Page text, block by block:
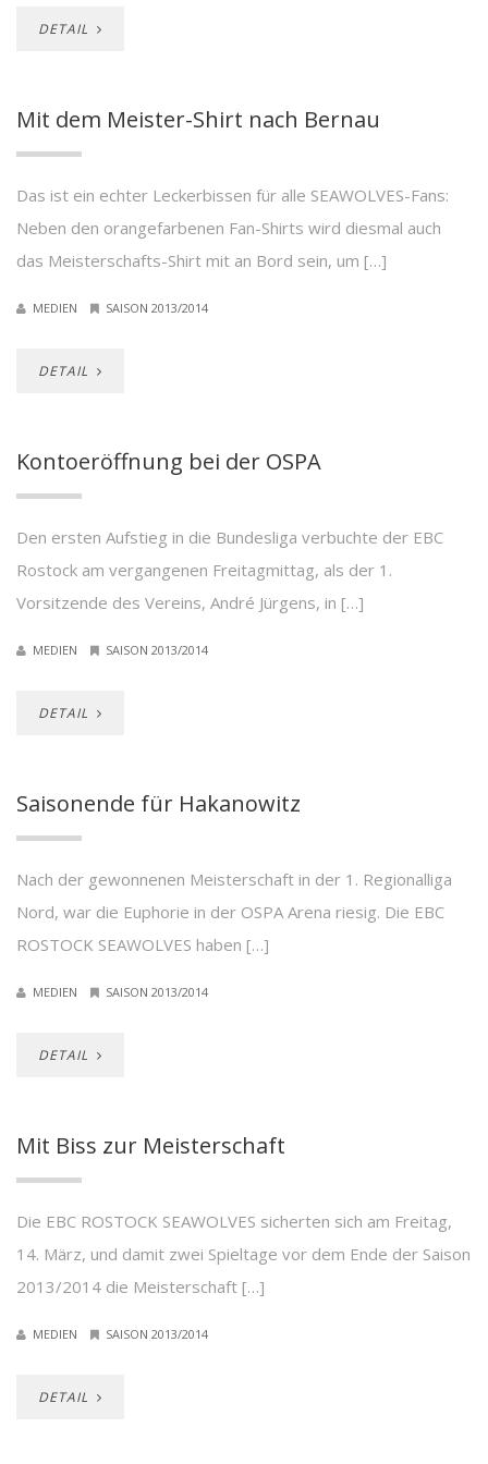
DETAIL
Mit dem Meister-Shirt nach Bernau
Das ist ein echter Leckerbissen für alle SEAWOLVES-Fans:
Neben den orangefarbenen Fan-Shirts wird diesmal auch
das Meisterschafts-Shirt mit an Bord sein, um […]
MEDIEN SAISON 2013/2014
DETAIL
Kontoeröffnung bei der OSPA
Den ersten Aufstieg in die Bundesliga verbuchte der EBC
Rostock am vergangenen Freitagmittag, als der 1.
Vorsitzende des Vereins, André Jürgens, in […]
MEDIEN SAISON 2013/2014
DETAIL
Saisonende für Hakanowitz
Nach der gewonnenen Meisterschaft in der 1. Regionalliga
Nord, war die Euphorie in der OSPA Arena riesig. Die EBC
ROSTOCK SEAWOLVES haben […]
MEDIEN SAISON 2013/2014
DETAIL
Mit Biss zur Meisterschaft
Die EBC ROSTOCK SEAWOLVES sicherten sich am Freitag,
14. März, und damit zwei Spieltage vor dem Ende der Saison
2013/2014 die Meisterschaft […]
MEDIEN SAISON 2013/2014
DETAIL